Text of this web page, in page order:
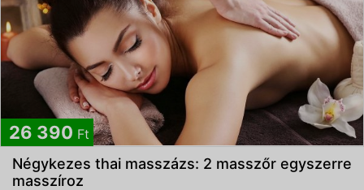
26 390 Ft
Négykezes thai masszázs: 2 masszőr egyszerre
masszíroz